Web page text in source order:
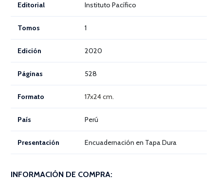
Editorial Instituto Pacífico
Tomos 1
Edición 2020
Páginas 528
Formato 17x24 cm.
País Perú
Presentación Encuadernación en Tapa Dura
INFORMACIÓN DE COMPRA: